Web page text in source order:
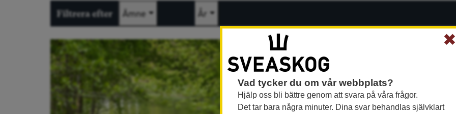
Filtrera efter Ämne År
Skicka
✖
Vad tycker du om vår webbplats?
Hjälp oss bli bättre genom att svara på våra frågor.
Det tar bara några minuter. Dina svar behandlas självklart